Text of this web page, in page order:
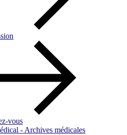
vous
- Archives médicales